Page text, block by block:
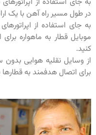
در طول مسیر راه آهن با یک
به جای استفاده از
موبایل قطار به ماهواره
کنید.
از وسایل نقلیه هوایی
برای اتصال هدفمند به قطارها